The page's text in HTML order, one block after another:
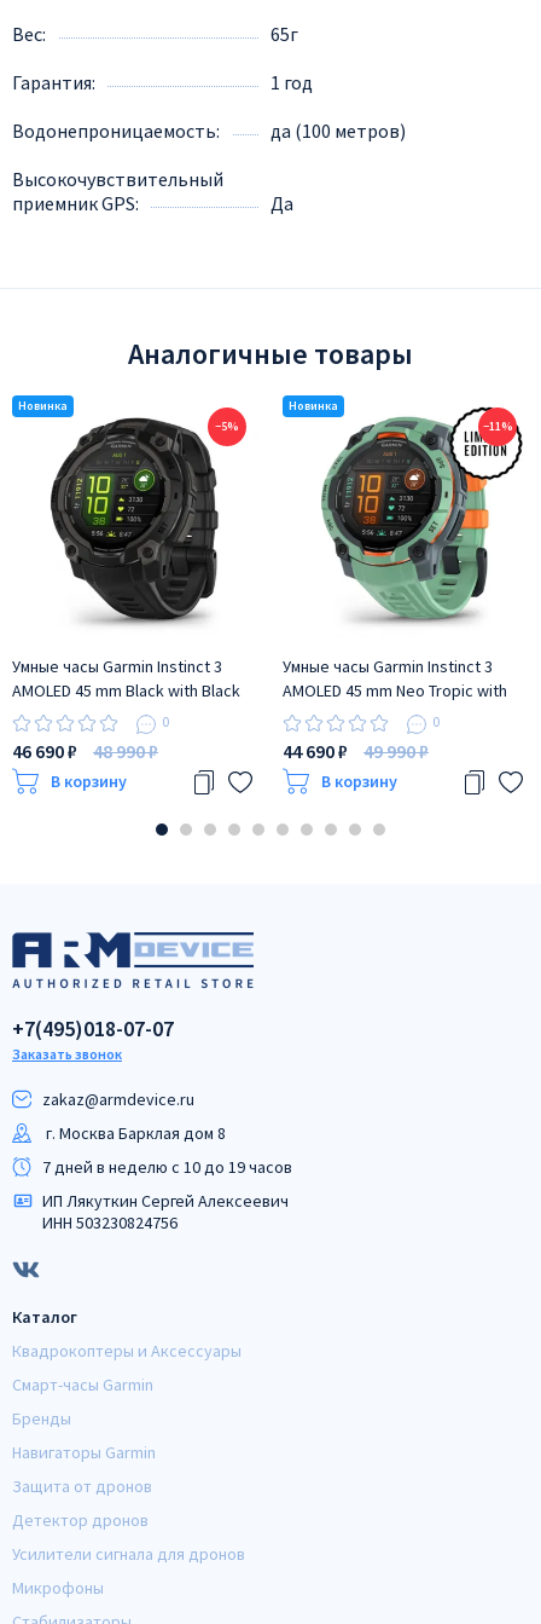
Вес
65г
Гарантия
1 год
Водонепроницаемость
да (100 метров)
Высокочувствительный
приемник GPS
Да
Аналогичные товары
−5%
Умные часы Garmin Instinct 3
AMOLED 45 mm Black with Black
Band
0
46 690 ₽ 48 990 ₽
В корзину
−11%
Умные часы Garmin Instinct 3
AMOLED 45 mm Neo Tropic with
Neo Tropic Band
0
44 690 ₽ 49 990 ₽
В корзину
+7(495)018-07-07
Заказать звонок
zakaz@armdeviсe.ru
г. Москва Барклая дом 8
7 дней в неделю с 10 до 19 часов
ИП Лякуткин Сергей Алексеевич
ИНН 503230824756
Каталог
Квадрокоптеры и Аксессуары
Смарт-часы Garmin
Бренды
Навигаторы Garmin
Защита от дронов
Детектор дронов
Усилители сигнала для дронов
Микрофоны